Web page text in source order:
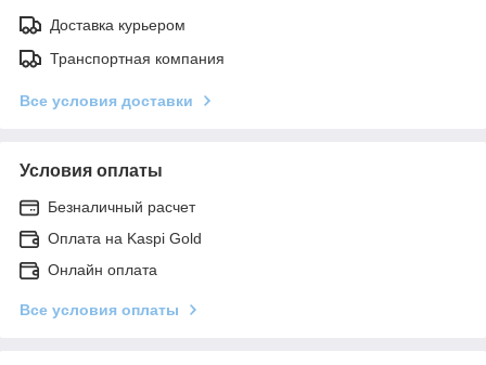
Доставка курьером
Транспортная компания
Все условия доставки
Условия оплаты
Безналичный расчет
Оплата на Kaspi Gold
Онлайн оплата
Все условия оплаты